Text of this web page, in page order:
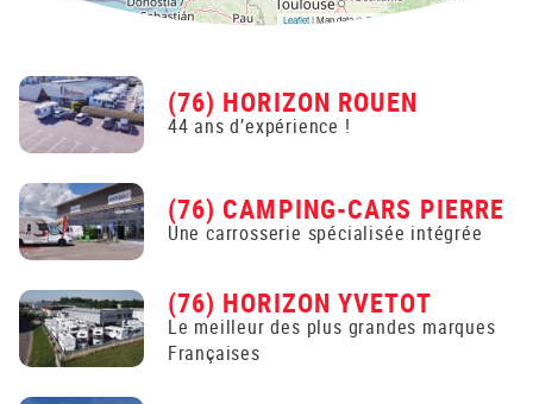
Leaflet| Map data © OpenStreetMap
(76) HORIZON ROUEN
44 ans d’expérience !
(76) CAMPING-CARS PIERRE
Une carrosserie spécialisée intégrée
(76) HORIZON YVETOT
Le meilleur des plus grandes marques
Françaises